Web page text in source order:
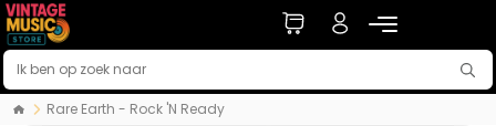
Rare Earth - Rock 'N Ready